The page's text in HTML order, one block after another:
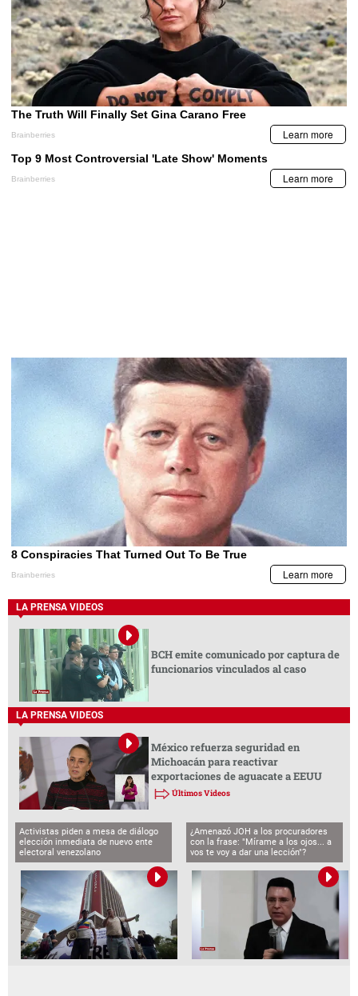
LA PRENSA VIDEOS
BCH emite comunicado por captura de
funcionarios vinculados al caso
LA PRENSA VIDEOS
México refuerza seguridad en
Michoacán para reactivar
exportaciones de aguacate a EEUU
Últimos Videos
Activistas piden a mesa de diálogo
elección inmediata de nuevo ente
electoral venezolano
¿Amenazó JOH a los procuradores
con la frase: "Mírame a los ojos... a
vos te voy a dar una lección"?